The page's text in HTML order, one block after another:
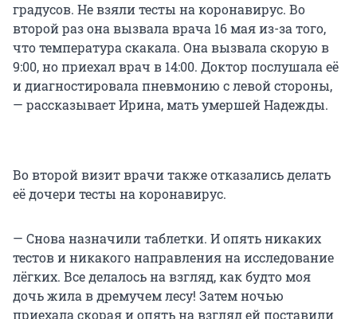
градусов. Не взяли тесты на коронавирус. Во
второй раз она вызвала врача 16 мая из-за того,
что температура скакала. Она вызвала скорую в
9:00, но приехал врач в 14:00. Доктор послушала её
и диагностировала пневмонию с левой стороны,
— рассказывает Ирина, мать умершей Надежды.
Во второй визит врачи также отказались делать
её дочери тесты на коронавирус.
— Снова назначили таблетки. И опять никаких
тестов и никакого направления на исследование
лёгких. Все делалось на взгляд, как будто моя
дочь жила в дремучем лесу! Затем ночью
приехала скорая и опять на взгляд ей поставили